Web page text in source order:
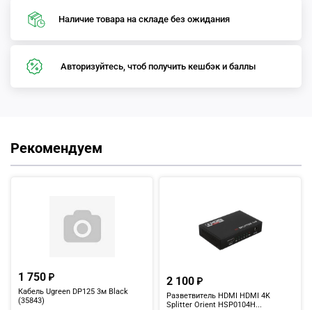
Наличие товара на складе без ожидания
Авторизуйтесь, чтоб получить кешбэк и баллы
Рекомендуем
1 750
Кабель Ugreen DP125 3м Black
(35843)
2 100
Разветвитель HDMI HDMI 4K
Splitter Orient HSP0104H...